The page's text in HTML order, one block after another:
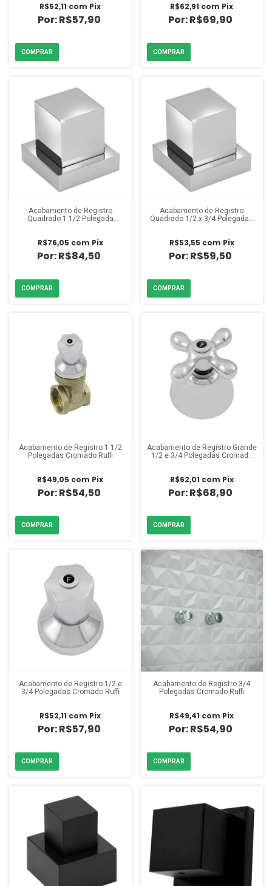
R$57,90
R$52,11 com Pix
R$69,90
R$62,91 com Pix
Acabamento de Registro
Quadrado 1 1/2 Polegada
R$84,50
R$76,05 com Pix
Acabamento de Registro
Quadrado 1/2 x 3/4 Polegadas
R$59,50
R$53,55 com Pix
Acabamento de Registro 1 1/2
Polegadas Cromado Ruffi
R$54,50
R$49,05 com Pix
Acabamento de Registro Grande
1/2 e 3/4 Polegadas Cromado
R$68,90
R$62,01 com Pix
Acabamento de Registro 1/2 e
3/4 Polegadas Cromado Ruffi
R$57,90
R$52,11 com Pix
Acabamento de Registro 3/4
Polegadas Cromado Ruffi
R$54,90
R$49,41 com Pix